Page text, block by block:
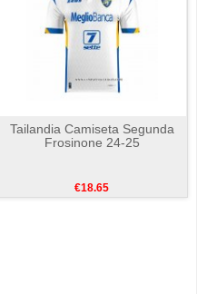
Tailandia Camiseta Segunda
Frosinone 24-25
€18.65